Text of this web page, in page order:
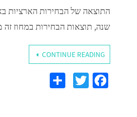
שנה, תוצאות הבחירות במחוז
CONTINUE READING
Fa
T